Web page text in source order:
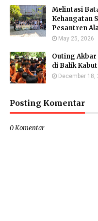
Melintasi
Kehangatan
Pesantren
May 25, 2026
Outing Akbar
di Balik
December 18,
Posting Komentar
0 Komentar